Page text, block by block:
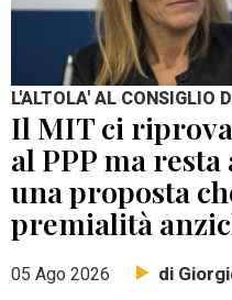
L'ALTOLA' AL CONSIGLIO
Il MIT ci
al PPP ma
una proposta
premialità
05 Ago 2026 di